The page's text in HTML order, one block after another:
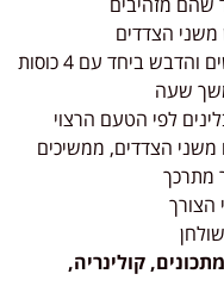
משני הצדדים
מוסיפים את הסוכר, הפירות היבשים והדבש ביחד עם 4 כוסות
שעה
לפי הטעם הרצוי
הצדדים, ממשיכים
הצורך
חדשות 08-אוכל: מתכונים, קולינריה,